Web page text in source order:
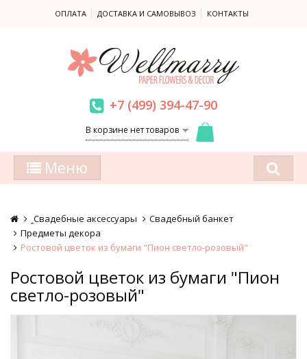
ОПЛАТА ДОСТАВКА И САМОВЫВОЗ КОНТАКТЫ
+7 (499) 394-47-90
В корзине нет товаров
Меню
ꞈСвадебные аксессуары
Cвадебный банкет
Предметы декора
Ростовой цветок из бумаги "Пион светло-розовый"
Ростовой цветок из бумаги "Пион
светло-розовый"